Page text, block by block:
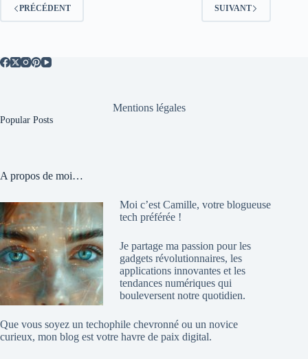
PRÉCÉDENT SUIVANT
Mentions légales
Popular Posts
A propos de moi…
Moi c’est Camille, votre blogueuse
tech préférée !
Je partage ma passion pour les
gadgets révolutionnaires, les
applications innovantes et les
tendances numériques qui
bouleversent notre quotidien.
Que vous soyez un techophile chevronné ou un novice
curieux, mon blog est votre havre de paix digital.